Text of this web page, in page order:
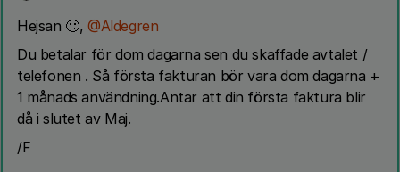
Hejsan 🙂, @Aldegren
Du betalar för dom dagarna sen du skaffade avtalet /
telefonen . Så första fakturan bör vara dom dagarna +
1 månads användning.Antar att din första faktura blir
då i slutet av Maj.
/F